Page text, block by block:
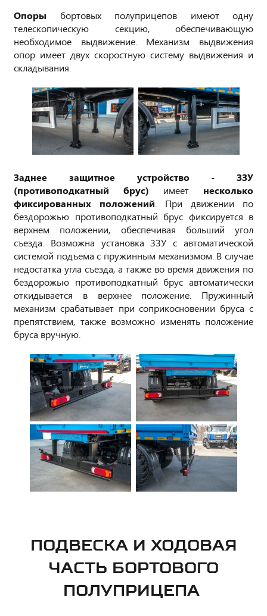
Опоры бортовых полуприцепов имеют одну
телескопическую секцию, обеспечивающую
необходимое выдвижение. Механизм выдвижения
опор имеет двух скоростную систему выдвижения и
складывания.
Заднее защитное устройство - ЗЗУ
(противоподкатный брус) имеет несколько
фиксированных положений . При движении по
бездорожью противоподкатный брус фиксируется в
верхнем положении, обеспечивая больший угол
съезда. Возможна установка ЗЗУ с автоматической
системой подъема с пружинным механизмом. В случае
недостатка угла съезда, а также во время движения по
бездорожью противоподкатный брус автоматически
откидывается в верхнее положение. Пружинный
механизм срабатывает при соприкосновении бруса с
препятствием, также возможно изменять положение
бруса вручную.
ПОДВЕСКА И ХОДОВАЯ
ЧАСТЬ БОРТОВОГО
ПОЛУПРИЦЕПА